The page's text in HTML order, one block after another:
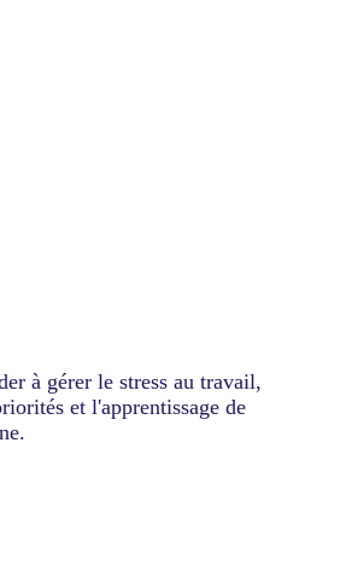
à gérer le stress au travail,
et l'apprentissage de